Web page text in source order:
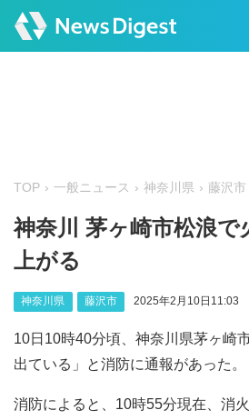
TOP 一般ニュース 神奈川県 藤沢市
神奈川 茅ヶ崎市松浪で
上がる
神奈川県 藤沢市 2025年2月10日11:03
10日10時40分頃、神奈川県茅ヶ崎
出ている」と消防に通報があった。
消防によると、10時55分現在、消